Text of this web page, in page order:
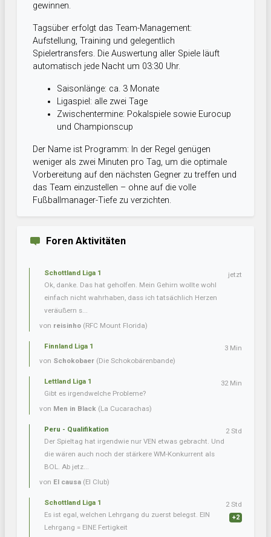
gewinnen.
Tagsüber erfolgt das Team-Management:
Aufstellung, Training und gelegentlich
Spielertransfers. Die Auswertung aller Spiele läuft
automatisch jede Nacht um 03:30 Uhr.
Saisonlänge: ca. 3 Monate
Ligaspiel: alle zwei Tage
Zwischentermine: Pokalspiele sowie Eurocup
und Championscup
Der Name ist Programm: In der Regel genügen
weniger als zwei Minuten pro Tag, um die optimale
Vorbereitung auf den nächsten Gegner zu treffen und
das Team einzustellen – ohne auf die volle
Fußballmanager-Tiefe zu verzichten.
Foren Aktivitäten
Schottland Liga 1
Ok, danke. Das hat geholfen. Mein Gehirn wollte wohl
einfach nicht wahrhaben, dass ich tatsächlich Herzen
veräußern s...
von reisinho (RFC Mount Florida)
jetzt
Finnland Liga 1
von Schokobaer (Die Schokobärenbande)
3 Min
Lettland Liga 1
Gibt es irgendwelche Probleme?
von Men in Black (La Cucarachas)
32 Min
Peru - Qualifikation
Der Spieltag hat irgendwie nur VEN etwas gebracht. Und
die wären auch noch der stärkere WM-Konkurrent als
BOL. Ab jetz...
von El causa (El Club)
2 Std
Schottland Liga 1
Es ist egal, welchen Lehrgang du zuerst belegst. EIN
Lehrgang = EINE Fertigkeit
2 Std
+2